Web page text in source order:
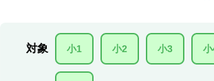
対象 小1 小2 小3